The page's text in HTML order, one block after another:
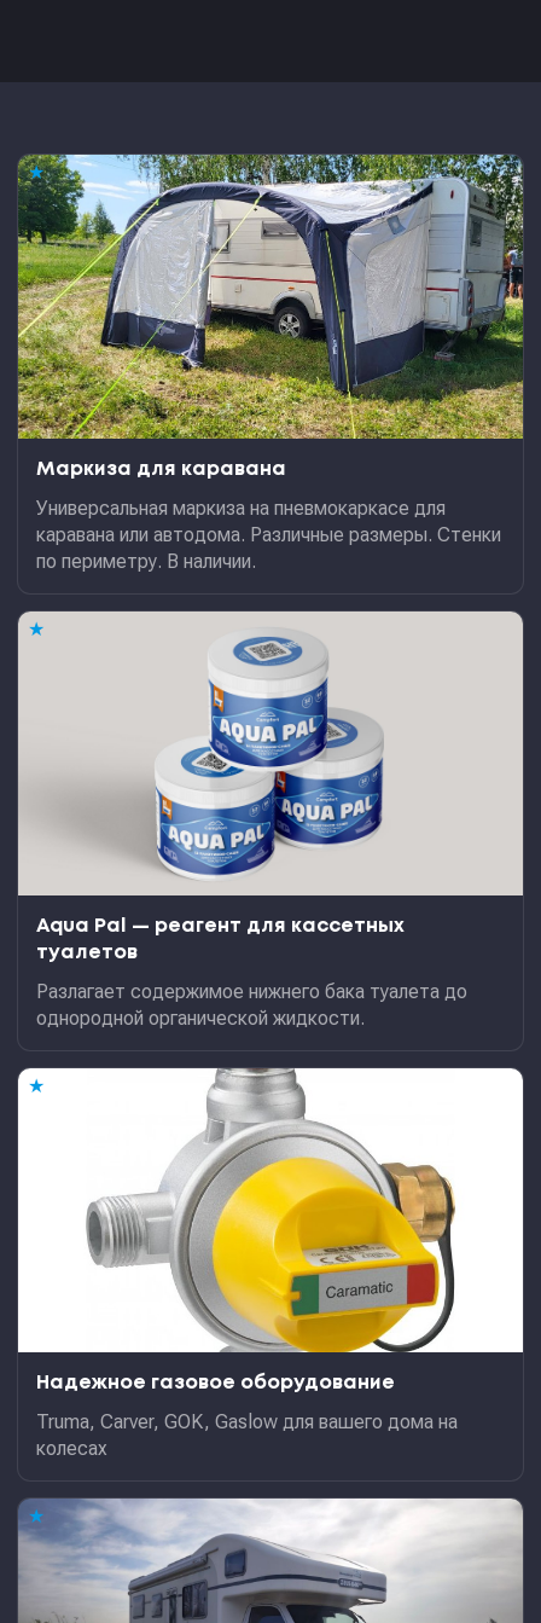
★
Маркиза для каравана
Универсальная маркиза на пневмокаркасе для
каравана или автодома. Различные размеры. Стенки
по периметру. В наличии.
★
Aqua Pal — pеагент для кассетных
туалетов
Разлагает содержимое нижнего бака туалета до
однородной органической жидкости.
★
Надежное газовое оборудование
Truma, Carver, GOK, Gaslow для вашего дома на
колесах
★